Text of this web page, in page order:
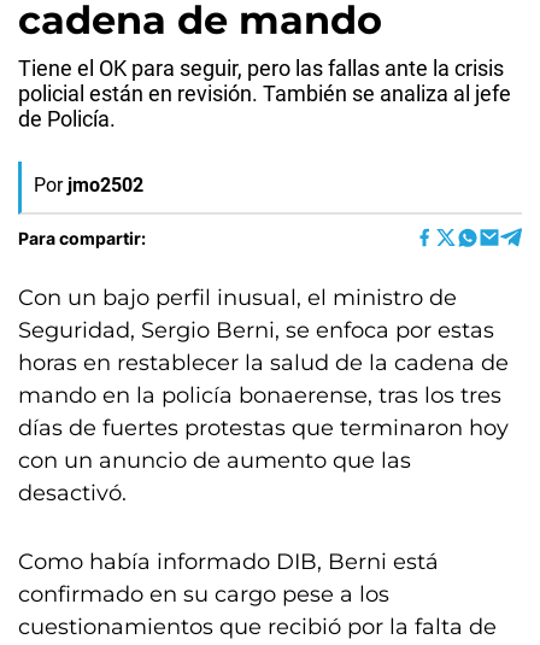
cadena de mando
Tiene el OK para seguir, pero las fallas ante la crisis
policial están en revisión. También se analiza al jefe
de Policía.
Por jmo2502
Para compartir:
Con un bajo perfil inusual, el ministro de
Seguridad, Sergio Berni, se enfoca por estas
horas en restablecer la salud de la cadena de
mando en la policía bonaerense, tras los tres
días de fuertes protestas que terminaron hoy
con un anuncio de aumento que las
desactivó.
Como había informado DIB, Berni está
confirmado en su cargo pese a los
cuestionamientos que recibió por la falta de